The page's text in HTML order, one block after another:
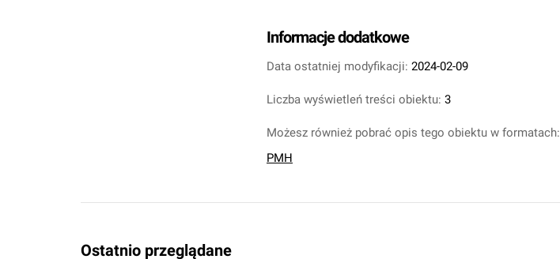
Informacje dodatkowe
Data ostatniej modyfikacji: 2024-02-09
Liczba wyświetleń treści obiektu: 3
Możesz również pobrać opis tego obiektu w formatach:
PMH
Ostatnio przeglądane